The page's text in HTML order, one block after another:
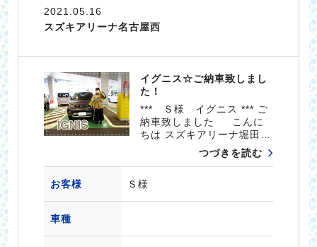
2021.05.16
スズキアリーナ名古屋西
イグニス☆ご納車致しまし
た！
*** Ｓ様 イグニス *** ご
納車致しました こんに
ちは スズキアリーナ堀田…
つづきを読む
お客様 Ｓ様
車種